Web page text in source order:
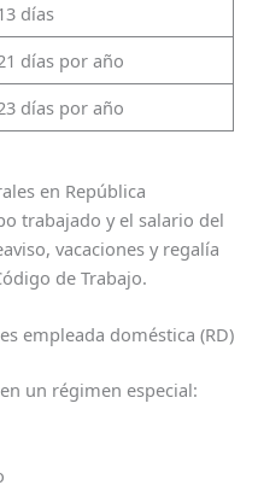
días
días por año
días por año
en República
trabajado y el salario del
vacaciones y regalía
de Trabajo.
empleada doméstica (RD)
un régimen especial: